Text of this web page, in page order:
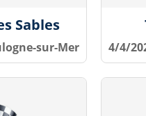
Sables
sur-Mer 4/4/